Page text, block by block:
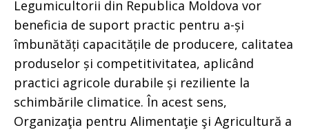
Legumicultorii din Republica Moldova vor
beneficia de suport practic pentru a-și
îmbunătăți capacitățile de producere, calitatea
produselor și competitivitatea, aplicând
practici agricole durabile și reziliente la
schimbările climatice. În acest sens,
Organizaţia pentru Alimentaţie şi Agricultură a